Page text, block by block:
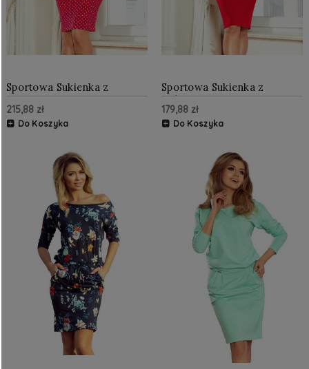
Sportowa Sukienka z
Odkrytym Ramieniem
Czerwona w Groszki NU13-
98
215,88 zł
Do Koszyka
Sportowa Sukienka z
krótkim rękawem
Czerwona NU139-4
179,88 zł
Do Koszyka